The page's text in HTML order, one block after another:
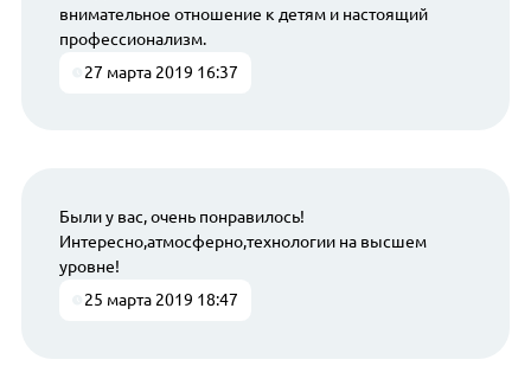
внимательное отношение к детям и настоящий
профессионализм.
27 марта 2019 16:37
Были у вас, очень понравилось!
Интересно,атмосферно,технологии на высшем
уровне!
25 марта 2019 18:47